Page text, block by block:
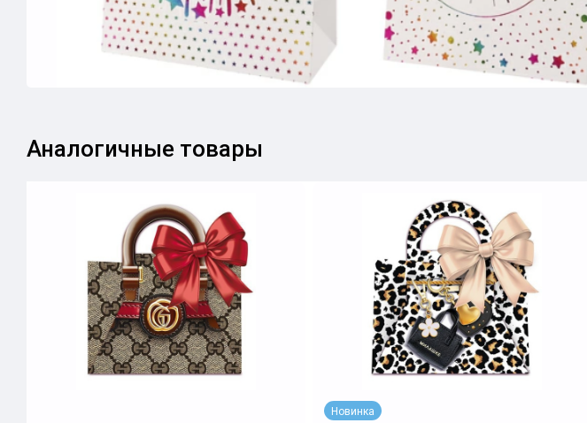
Аналогичные товары
Новинка